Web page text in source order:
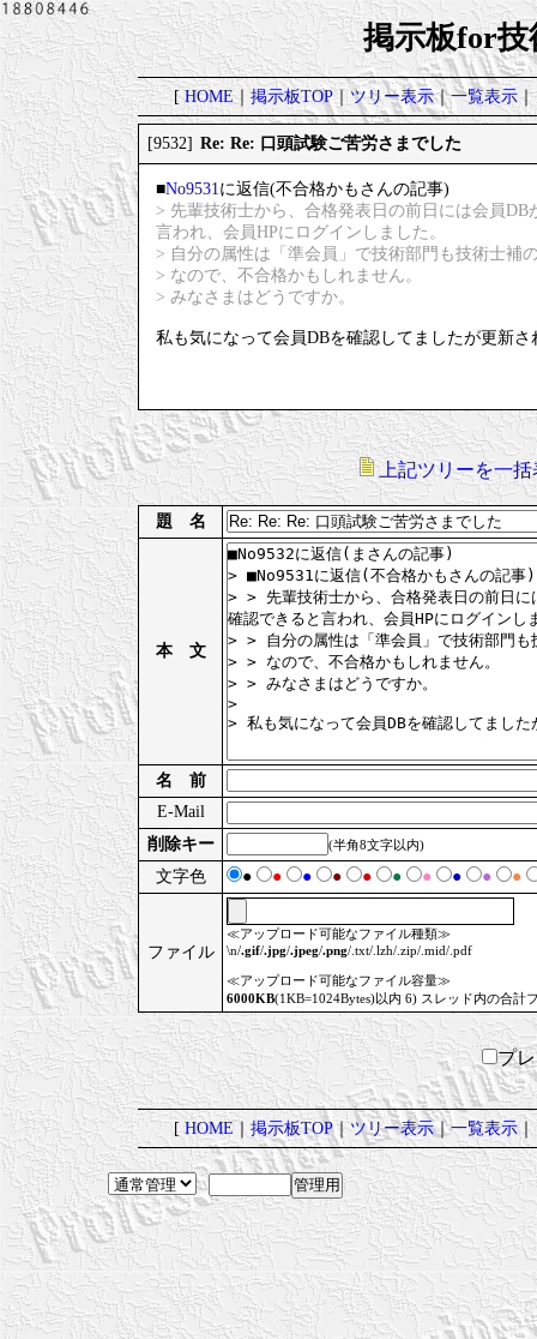
掲示板for技
[HOME｜掲示板TOP｜ツリー表示｜一覧表示｜
[9532] Re: Re: 口頭試験ご苦労さまでした
■No9531に返信(不合格かもさんの記事)
> 先輩技術士から、合格発表日の前日には会員
言われ、会員HPにログインしました。
> 自分の属性は「準会員」で技術部門も技術士補
> なので、不合格かもしれません。
> みなさまはどうですか。
私も気になって会員DBを確認してましたが更新さ
上記ツリーを一括
題 名
本 文
名 前
E-Mail
削除キー
(半角8文字以内)
文字色 ● ● ● ● ● ● ● ● ● ●
ファイル
≪アップロード可能なファイル種類≫
\n/.gif/.jpg/.jpeg/.png/.txt/.lzh/.zip/.mid/.pdf
≪アップロード可能なファイル容量≫
6000KB(1KB=1024Bytes)以内 6) スレッド内の合計
プ
[HOME｜ 掲示板TOP｜ツリー表示｜一覧表示｜